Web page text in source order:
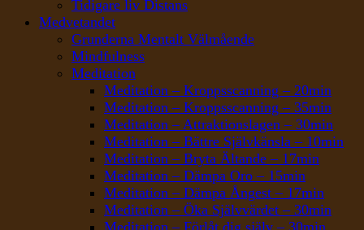
Tidigare liv Distans
Medvetandet
Grunderna Mentalt Välmående
Mindfulness
Meditation
Meditation – Kroppsscanning – 20min
Meditation – Kroppsscanning – 35min
Meditation – Attraktionslagen – 30min
Meditation – Bättre Självkänsla – 10min
Meditation – Bryta Ältande – 17min
Meditation – Dämpa Oro – 15min
Meditation – Dämpa Ångest – 17min
Meditation – Öka Självvärdet – 30min
Meditation – Förlåt dig själv – 30min